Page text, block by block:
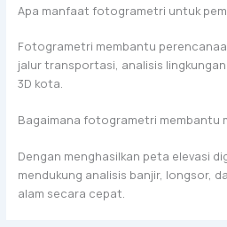
Apa manfaat fotogrametri untuk
Fotogrametri membantu
jalur transportasi, analisis
3D kota.
Bagaimana fotogrametri membantu
Dengan menghasilkan peta elevasi
mendukung analisis banjir, longsor,
alam secara cepat.